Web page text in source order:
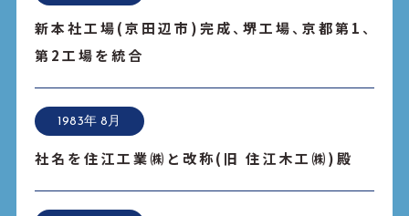
新本社工場(京田辺市)完成、堺工場、京都第1、
第2工場を統合
1983年 8月
社名を住江工業㈱と改称(旧 住江木工㈱)殿